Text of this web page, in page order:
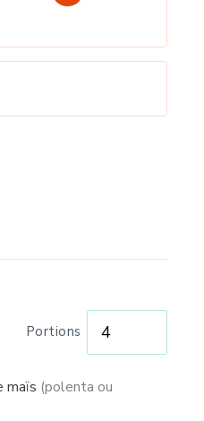
Portions
maïs (polenta ou